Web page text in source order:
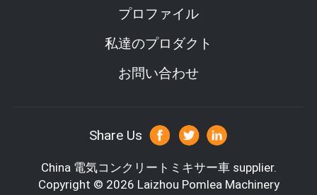
プロファイル
私達のプロダクト
お問い合わせ
Share Us
China 電気コンクリートミキサー車 supplier.
Copyright © 2026 Laizhou Pomlea Machinery